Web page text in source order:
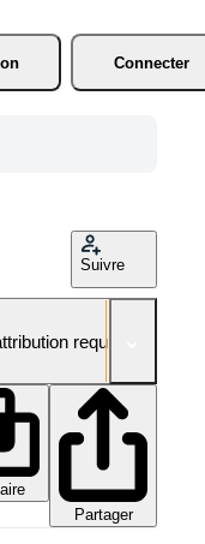
Connecter
Suivre
requise
Partager